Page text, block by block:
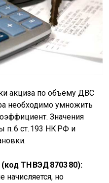
акциза по объёму ДВС
необходимо умножить
Значения
п. 6 ст. 193 НК РФ и
ТН ВЭД 8703 80):
начисляется, но